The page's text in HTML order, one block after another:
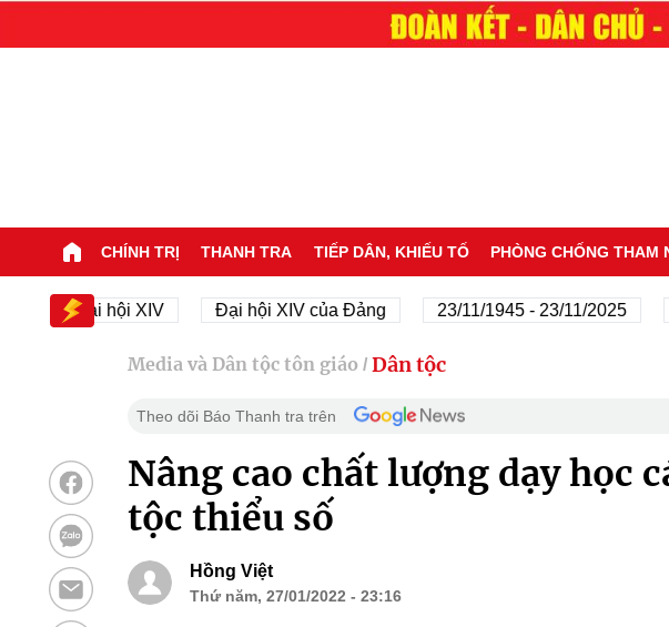
CHÍNH TRỊ THANH TRA TIẾP DÂN, KHIẾU TỐ PHÒNG CHỐNG THAM
Đại hội XIV Đại hội XIV của Đảng 23/11/1945 - 23/11/2025 80
Media và Dân tộc tôn giáo / Dân tộc
Theo dõi Báo Thanh tra trên
Nâng cao chất lượng dạy học
tộc thiểu số
Hồng Việt
Thứ năm, 27/01/2022 - 23:16